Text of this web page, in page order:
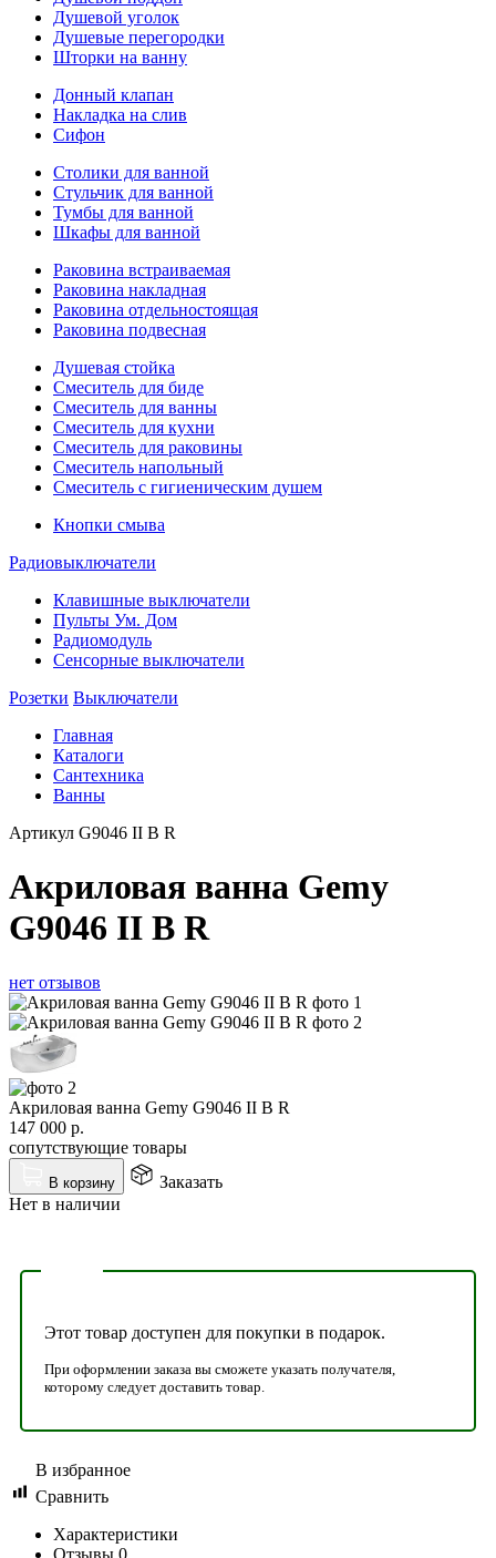
Душевой уголок
Душевые перегородки
Шторки на ванну
Донный клапан
Накладка на слив
Сифон
Столики для ванной
Стульчик для ванной
Тумбы для ванной
Шкафы для ванной
Раковина встраиваемая
Раковина накладная
Раковина отдельностоящая
Раковина подвесная
Душевая стойка
Смеситель для биде
Смеситель для ванны
Смеситель для кухни
Смеситель для раковины
Смеситель напольный
Смеситель с гигиеническим душем
Кнопки смыва
Радиовыключатели
Клавишные выключатели
Пульты Ум. Дом
Радиомодуль
Сенсорные выключатели
Розетки Выключатели
Главная
Каталоги
Сантехника
Ванны
Артикул G9046 II B R
Акриловая ванна Gemy
G9046 II B R
нет отзывов
Акриловая ванна Gemy G9046 II B R
147 000 р.
сопутствующие товары
В корзину
Заказать
Нет в наличии
Этот товар доступен для покупки в подарок.
При оформлении заказа вы сможете указать получателя,
которому следует доставить товар.
В избранное
Сравнить
Характеристики
Отзывы 0